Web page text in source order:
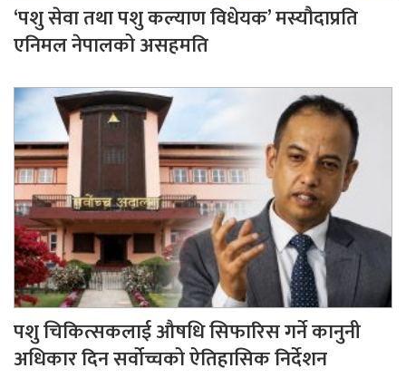
‘पशु सेवा तथा पशु कल्याण विधेयक’ मस्यौदाप्रति
एनिमल नेपालको असहमति
पशु चिकित्सकलाई औषधि सिफारिस गर्ने कानुनी
अधिकार दिन सर्वोच्चको ऐतिहासिक निर्देशन